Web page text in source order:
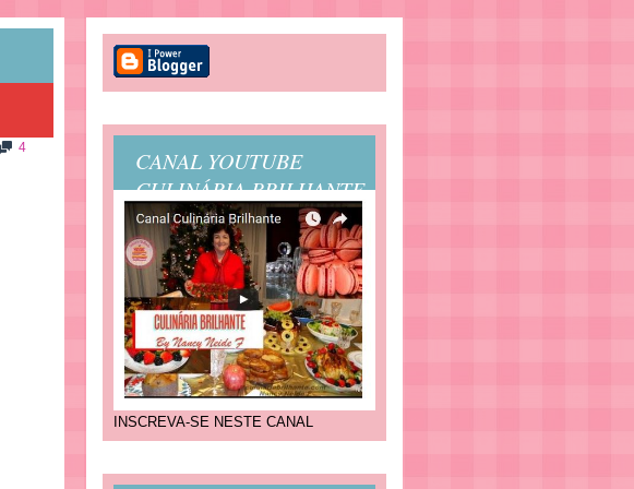
4
CANAL YOUTUBE
CULINÁRIA BRILHANTE
INSCREVA-SE NESTE CANAL